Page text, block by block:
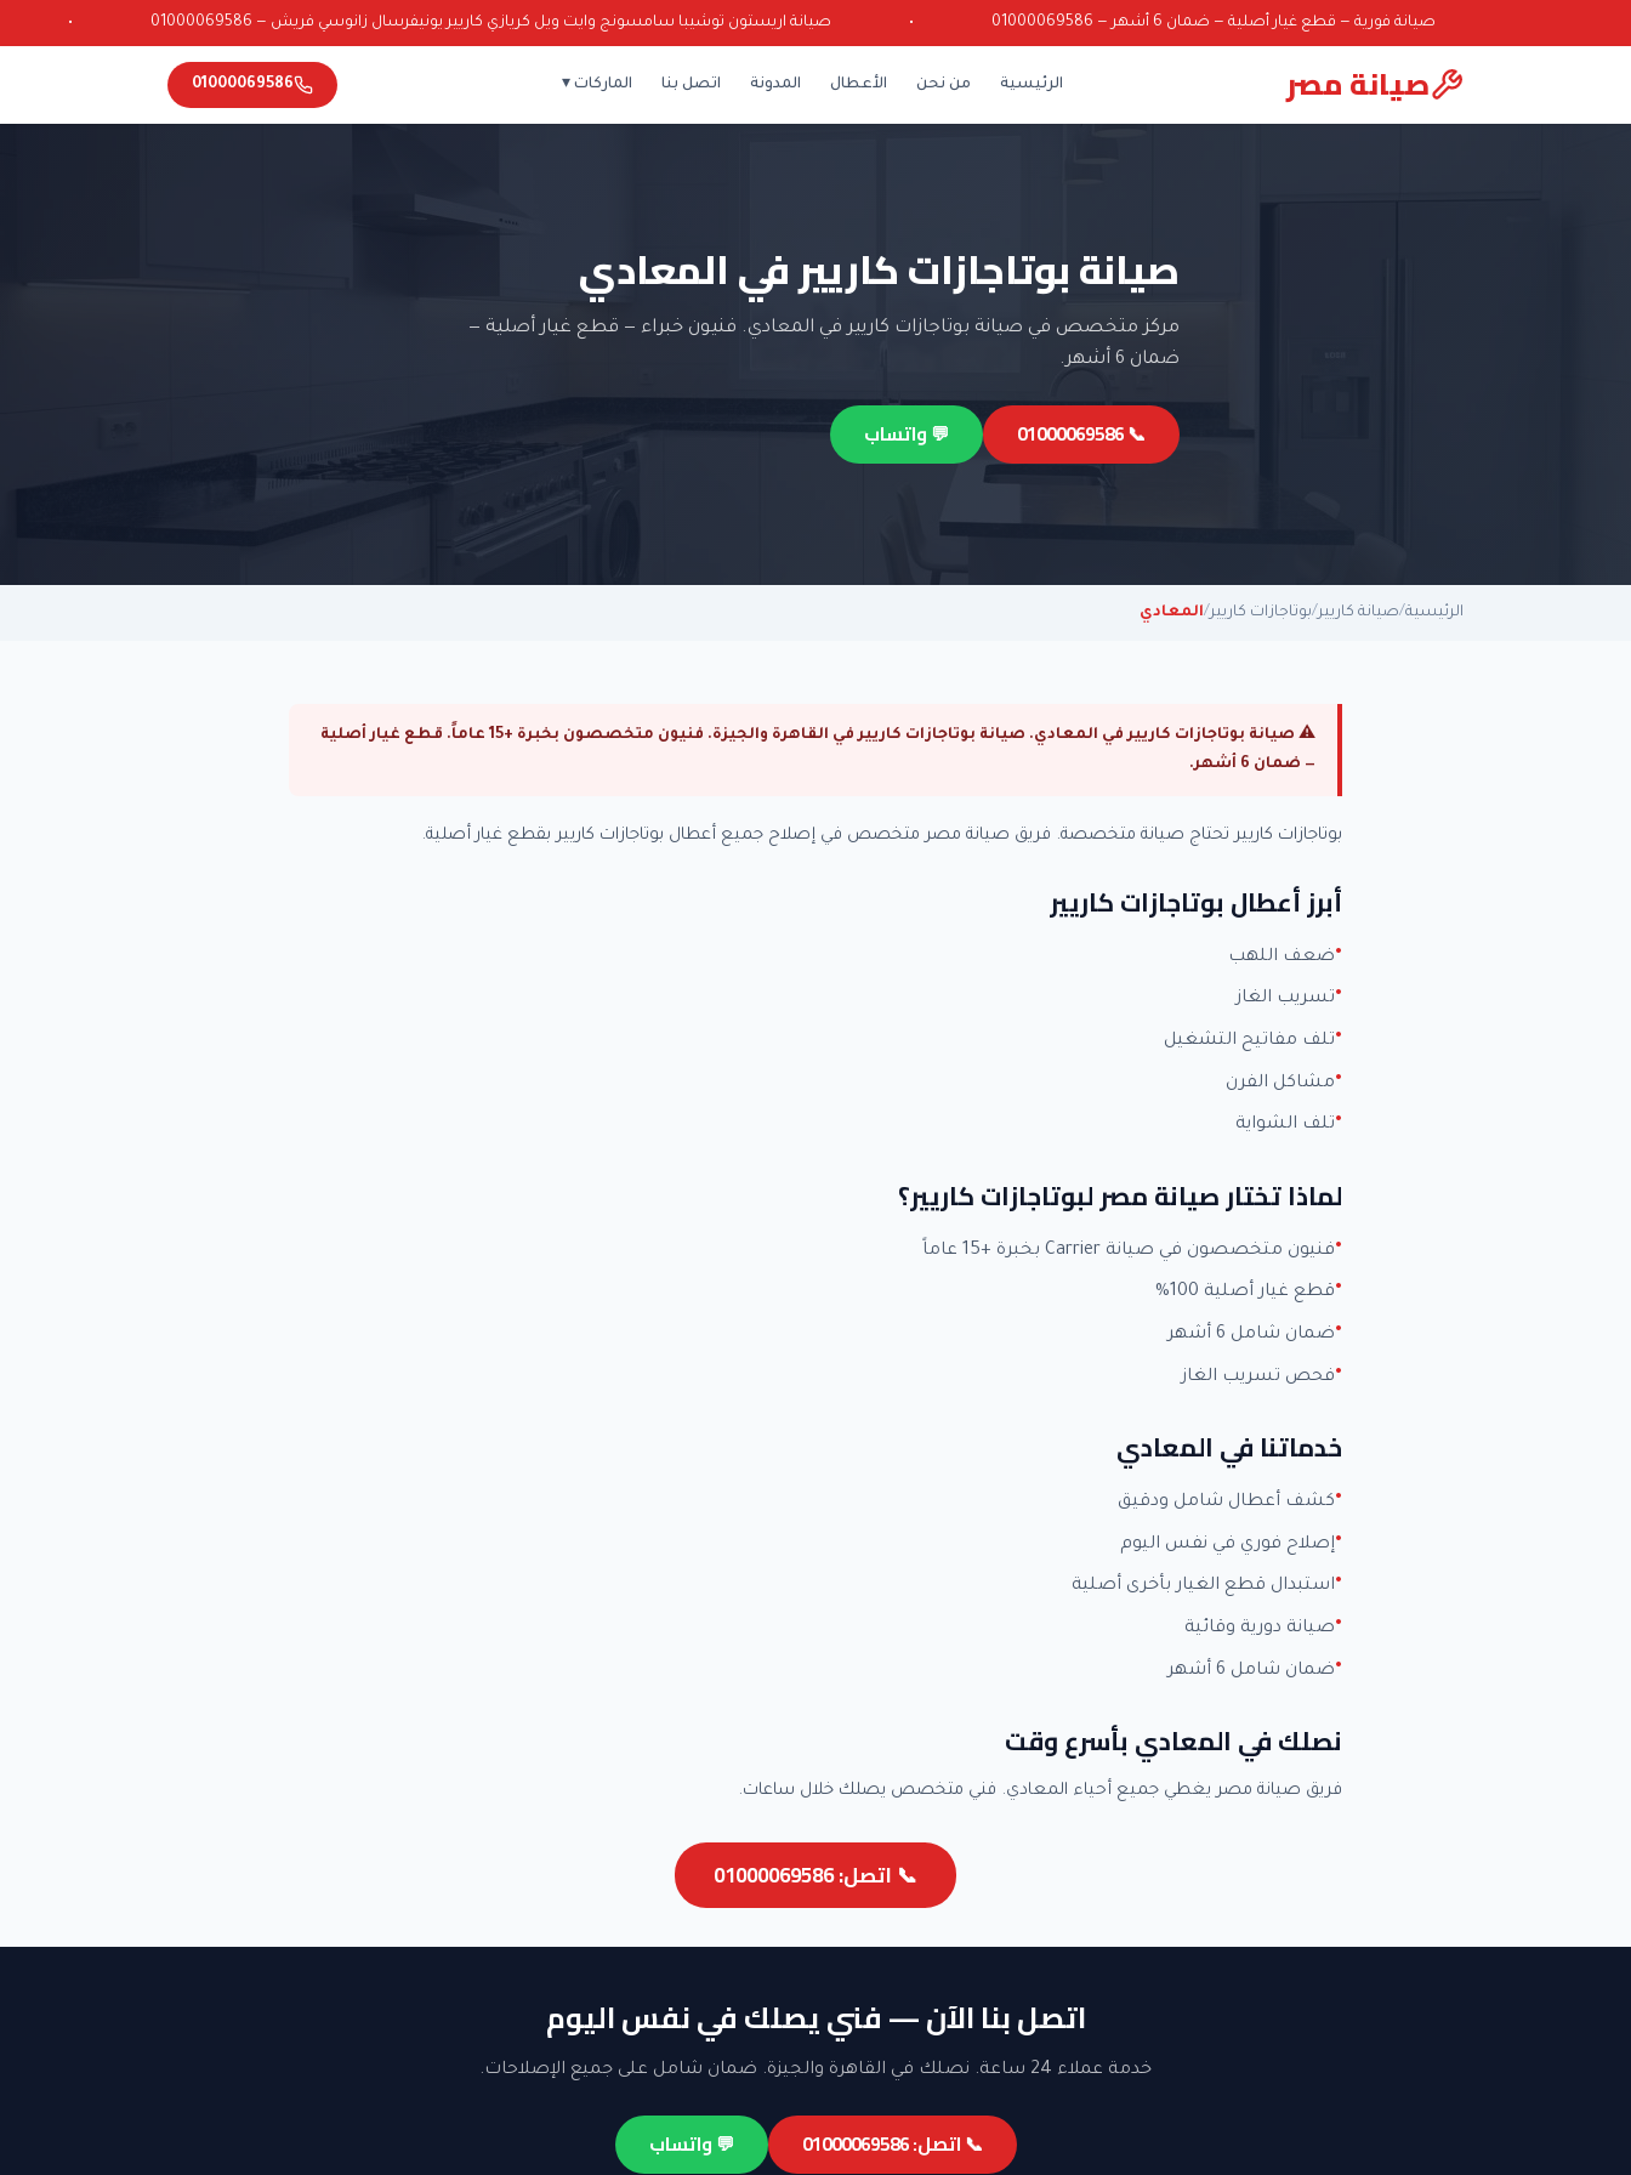
صيانة فورية — قطع غيار أصلية — ضمان 6 أشهر — 01000069586 صيانة اريستون توشيبا سامسونج وايت ويل كريازي كاريير يونيفرسال زانوسي فريش — 01000069586
صيانة مصر الرئيسية من نحن الأعطال المدونة اتصل بنا الماركات ▾ 01000069586
صيانة بوتاجازات كاريير في المعادي
مركز متخصص في صيانة بوتاجازات كاريير في المعادي. فنيون خبراء — قطع غيار أصلية —
ضمان 6 أشهر.
📞 01000069586 💬 واتساب
الرئيسية/صيانة كاريير/بوتاجازات كاريير/المعادي
⚠ صيانة بوتاجازات كاريير في المعادي. صيانة بوتاجازات كاريير في القاهرة والجيزة. فنيون متخصصون بخبرة +15 عاماً. قطع غيار أصلية
— ضمان 6 أشهر.
بوتاجازات كاريير تحتاج صيانة متخصصة. فريق صيانة مصر متخصص في إصلاح جميع أعطال بوتاجازات كاريير بقطع غيار أصلية.
أبرز أعطال بوتاجازات كاريير
ضعف اللهب
تسريب الغاز
تلف مفاتيح التشغيل
مشاكل الفرن
تلف الشواية
لماذا تختار صيانة مصر لبوتاجازات كاريير؟
فنيون متخصصون في صيانة Carrier بخبرة +15 عاماً
قطع غيار أصلية 100%
ضمان شامل 6 أشهر
فحص تسريب الغاز
خدماتنا في المعادي
كشف أعطال شامل ودقيق
إصلاح فوري في نفس اليوم
استبدال قطع الغيار بأخرى أصلية
صيانة دورية وقائية
ضمان شامل 6 أشهر
نصلك في المعادي بأسرع وقت
فريق صيانة مصر يغطي جميع أحياء المعادي. فني متخصص يصلك خلال ساعات.
📞 اتصل: 01000069586
اتصل بنا الآن — فني يصلك في نفس اليوم
خدمة عملاء 24 ساعة. نصلك في القاهرة والجيزة. ضمان شامل على جميع الإصلاحات.
📞 اتصل: 01000069586 💬 واتساب